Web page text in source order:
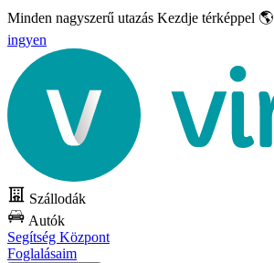
Minden nagyszerű utazás Kezdje térképpel 🌎
ingyen
Szállodák
Autók
Segítség Központ
Foglalásaim